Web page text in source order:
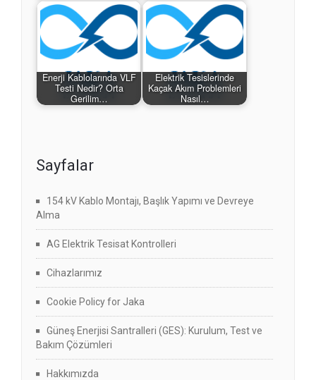
Enerji Kablolarında VLF
Testi Nedir? Orta
Gerilim…
Elektrik Tesislerinde
Kaçak Akım Problemleri
Nasıl…
Sayfalar
154 kV Kablo Montajı, Başlık Yapımı ve Devreye
Alma
AG Elektrik Tesisat Kontrolleri
Cihazlarımız
Cookie Policy for Jaka
Güneş Enerjisi Santralleri (GES): Kurulum, Test ve
Bakım Çözümleri
Hakkımızda